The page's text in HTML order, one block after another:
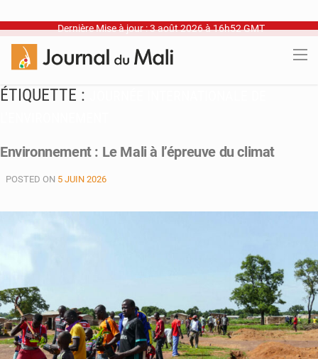
Dernière Mise à jour : 3 août 2026 à 16h52 GMT
ÉTIQUETTE :
Environnement : Le Mali à l’épreuve du climat
POSTED ON 5 JUIN 2026